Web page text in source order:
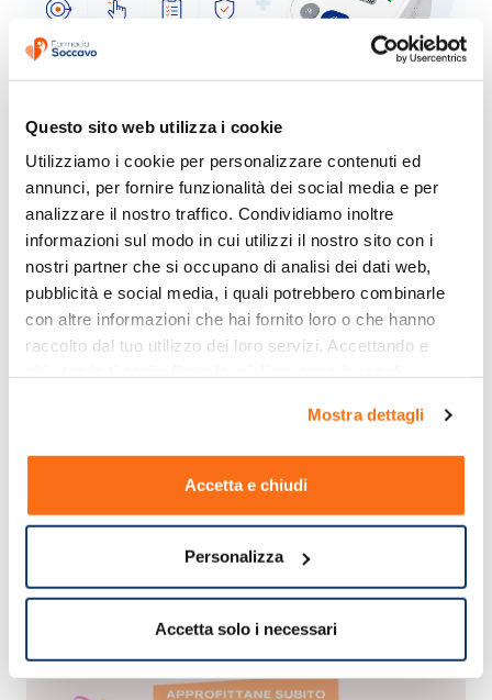
Questo sito web utilizza i cookie
Utilizziamo i cookie per personalizzare contenuti ed
annunci, per fornire funzionalità dei social media e per
analizzare il nostro traffico. Condividiamo inoltre
informazioni sul modo in cui utilizzi il nostro sito con i
nostri partner che si occupano di analisi dei dati web,
pubblicità e social media, i quali potrebbero combinarle
con altre informazioni che hai fornito loro o che hanno
raccolto dal tuo utilizzo dei loro servizi. Accettando e
Mostra dettagli
Accetta e chiudi
Personalizza
Accetta solo i necessari